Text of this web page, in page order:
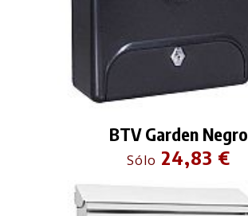
BTV Garden Negro
Sólo 24,83 €